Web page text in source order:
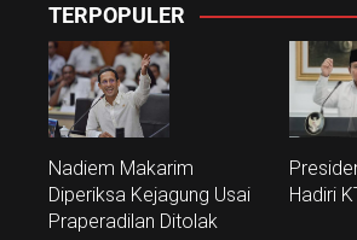
TERPOPULER
Nadiem Makarim
Diperiksa Kejagung Usai
Praperadilan Ditolak
Hadiri